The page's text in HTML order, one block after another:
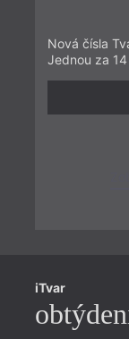
Nová čísla
Jednou za
iTvar